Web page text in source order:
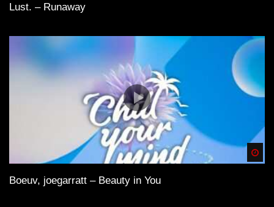
Lust. – Runaway
Boeuv, joegarratt – Beauty in You